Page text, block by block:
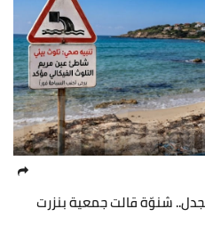
شنوّة قالت جمعية بنزرت